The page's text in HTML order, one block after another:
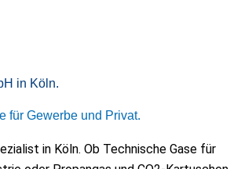
Nonstop.
uns auffüllen lassen
grillen.
in Köln.
für Gewerbe und Privat.
in Köln. Ob Technische Gase für